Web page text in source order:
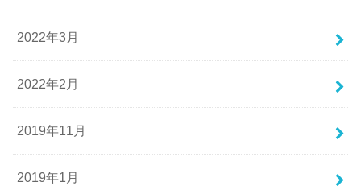
2022年3月
2022年2月
2019年11月
2019年1月